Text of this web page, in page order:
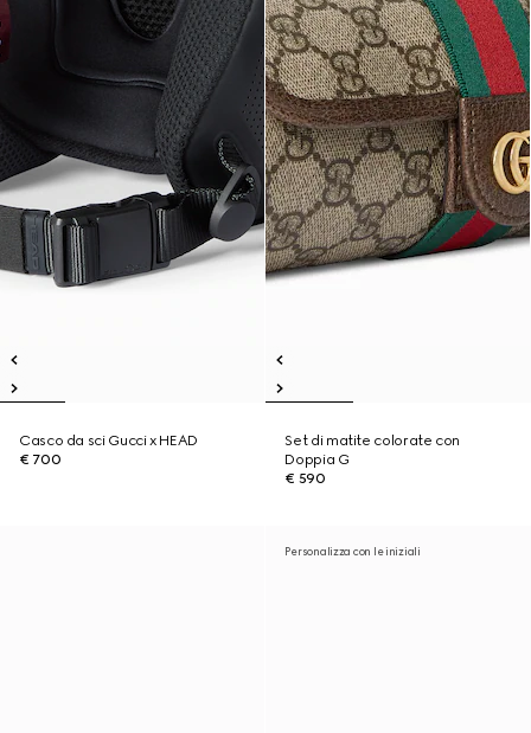
Casco da sci Gucci x HEAD
€ 700
Set di matite colorate con
Doppia G
€ 590
Personalizza con le iniziali